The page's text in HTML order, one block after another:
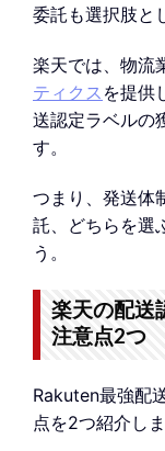
委託も選択肢と
楽天では、物流
ティクス を提供
送認定ラベルの
す。
つまり、発送体
託、どちらを選
う。
楽天の配送
注意点2つ
Rakuten最強配
点を2つ紹介しま